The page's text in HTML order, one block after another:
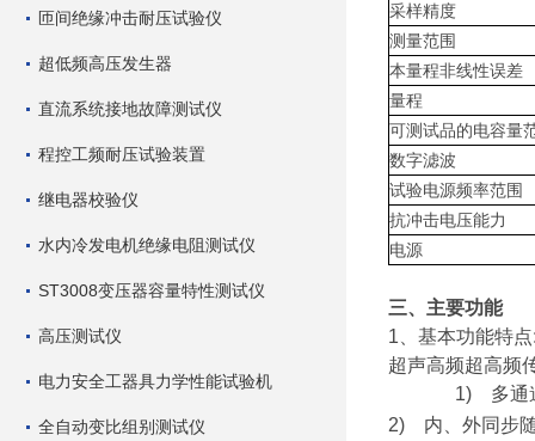
匝间绝缘冲击耐压试验仪
超低频高压发生器
直流系统接地故障测试仪
程控工频耐压试验装置
继电器校验仪
水内冷发电机绝缘电阻测试仪
ST3008变压器容量特性测试仪
高压测试仪
电力安全工器具力学性能试验机
全自动变比组别测试仪
采样精度
测量范围
本量程非线性误差
量程
可测试品的电容量
数字滤波
试验电源频率范围
抗冲击电压能力
电源
三、主要功能
1 、基本功能特
超声高频超高频
1)
多通
2)
内、外同步